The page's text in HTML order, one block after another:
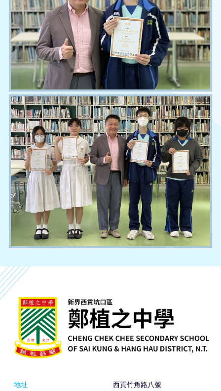
地址 西貢竹角路八號